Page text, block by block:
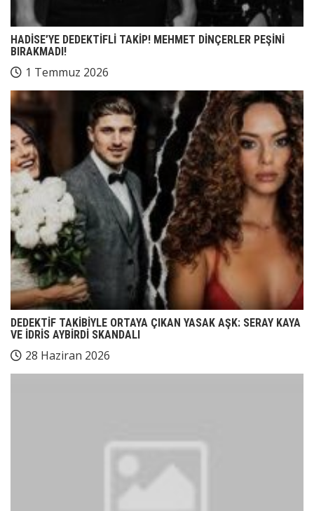
HADİSE’YE DEDEKTİFLİ TAKİP! MEHMET DİNÇERLER PEŞİNİ
BIRAKMADI!
1 Temmuz 2026
DEDEKTİF TAKİBİYLE ORTAYA ÇIKAN YASAK AŞK: SERAY KAYA
VE İDRİS AYBİRDİ SKANDALI
28 Haziran 2026